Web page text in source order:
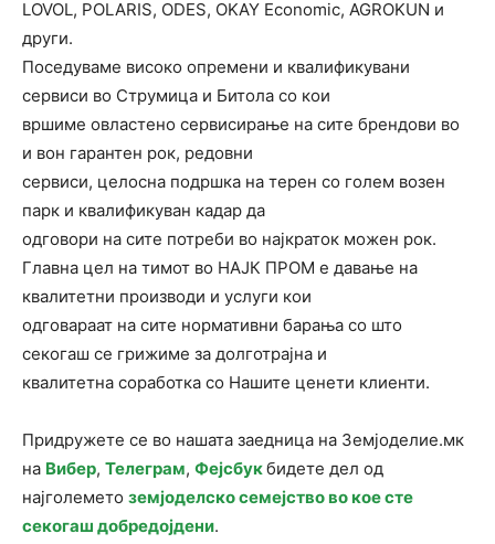
LOVOL, POLARIS, ODES, OKAY Economic, AGROKUN и
други.
Поседуваме високо опремени и квалификувани
сервиси во Струмица и Битола со кои
вршиме овластено сервисирање на сите брендови во
и вон гарантен рок, редовни
сервиси, целосна подршка на терен со голем возен
парк и квалификуван кадар да
одговори на сите потреби во најкраток можен рок.
Главна цел на тимот во НАЈК ПРОМ е давање на
квалитетни производи и услуги кои
одговараат на сите нормативни барања со што
секогаш се грижиме за долготрајна и
квалитетна соработка со Нашите ценети клиенти.
Придружете се во нашата заедница на Земјоделие.мк
на Вибер, Телеграм, Фејсбукбидете дел од
најголемето земјоделско семејство во кое сте
секогаш добредојдени.